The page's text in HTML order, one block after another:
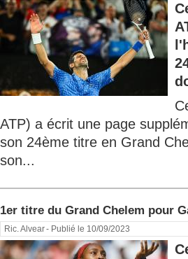
ATP) a écrit une page
son 24ème titre en Grand
son...
1er titre du Grand Chelem pour
Ric. Alvear- Publié le 10/09/2023